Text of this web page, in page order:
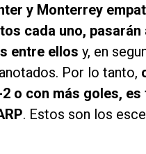
y Monterrey
cada uno,
entre ellos y, en
Por lo tanto,
o con más goles,
. Estos son los